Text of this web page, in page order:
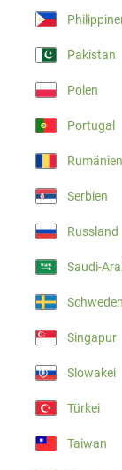
Pakistan
Polen
Portugal
Rumänien
Serbien
Russland
Saudi-
Schweden
Singapur
Slowakei
Türkei
Taiwan